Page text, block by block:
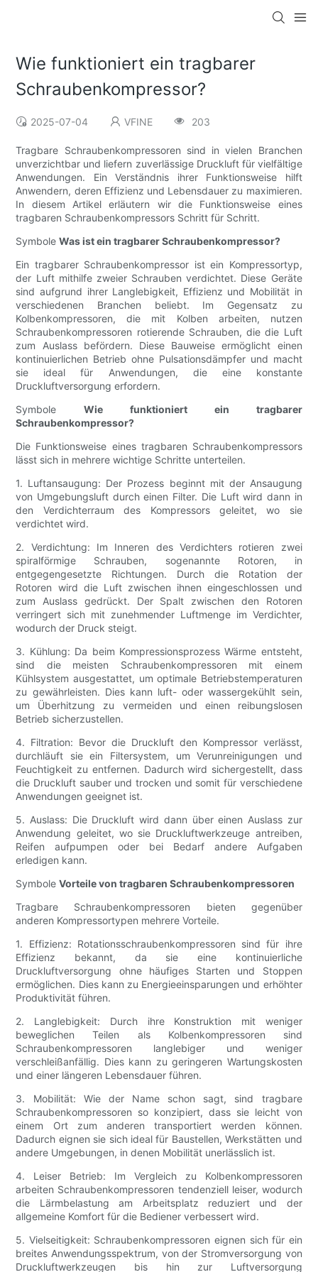
Wie funktioniert ein tragbarer
Schraubenkompressor?
2025-07-04 VFINE 203
Tragbare Schraubenkompressoren sind in vielen Branchen
unverzichtbar und liefern zuverlässige Druckluft für vielfältige
Anwendungen. Ein Verständnis ihrer Funktionsweise hilft
Anwendern, deren Effizienz und Lebensdauer zu maximieren.
In diesem Artikel erläutern wir die Funktionsweise eines
tragbaren Schraubenkompressors Schritt für Schritt.
SymboleWas ist ein tragbarer Schraubenkompressor?
Ein tragbarer Schraubenkompressor ist ein Kompressortyp,
der Luft mithilfe zweier Schrauben verdichtet. Diese Geräte
sind aufgrund ihrer Langlebigkeit, Effizienz und Mobilität in
verschiedenen Branchen beliebt. Im Gegensatz zu
Kolbenkompressoren, die mit Kolben arbeiten, nutzen
Schraubenkompressoren rotierende Schrauben, die die Luft
zum Auslass befördern. Diese Bauweise ermöglicht einen
kontinuierlichen Betrieb ohne Pulsationsdämpfer und macht
sie ideal für Anwendungen, die eine konstante
Druckluftversorgung erfordern.
SymboleWie funktioniert ein tragbarer
Schraubenkompressor?
Die Funktionsweise eines tragbaren Schraubenkompressors
lässt sich in mehrere wichtige Schritte unterteilen.
1. Luftansaugung: Der Prozess beginnt mit der Ansaugung
von Umgebungsluft durch einen Filter. Die Luft wird dann in
den Verdichterraum des Kompressors geleitet, wo sie
verdichtet wird.
2. Verdichtung: Im Inneren des Verdichters rotieren zwei
spiralförmige Schrauben, sogenannte Rotoren, in
entgegengesetzte Richtungen. Durch die Rotation der
Rotoren wird die Luft zwischen ihnen eingeschlossen und
zum Auslass gedrückt. Der Spalt zwischen den Rotoren
verringert sich mit zunehmender Luftmenge im Verdichter,
wodurch der Druck steigt.
3. Kühlung: Da beim Kompressionsprozess Wärme entsteht,
sind die meisten Schraubenkompressoren mit einem
Kühlsystem ausgestattet, um optimale Betriebstemperaturen
zu gewährleisten. Dies kann luft- oder wassergekühlt sein,
um Überhitzung zu vermeiden und einen reibungslosen
Betrieb sicherzustellen.
4. Filtration: Bevor die Druckluft den Kompressor verlässt,
durchläuft sie ein Filtersystem, um Verunreinigungen und
Feuchtigkeit zu entfernen. Dadurch wird sichergestellt, dass
die Druckluft sauber und trocken und somit für verschiedene
Anwendungen geeignet ist.
5. Auslass: Die Druckluft wird dann über einen Auslass zur
Anwendung geleitet, wo sie Druckluftwerkzeuge antreiben,
Reifen aufpumpen oder bei Bedarf andere Aufgaben
erledigen kann.
SymboleVorteile von tragbaren Schraubenkompressoren
Tragbare Schraubenkompressoren bieten gegenüber
anderen Kompressortypen mehrere Vorteile.
1. Effizienz: Rotationsschraubenkompressoren sind für ihre
Effizienz bekannt, da sie eine kontinuierliche
Druckluftversorgung ohne häufiges Starten und Stoppen
ermöglichen. Dies kann zu Energieeinsparungen und erhöhter
Produktivität führen.
2. Langlebigkeit: Durch ihre Konstruktion mit weniger
beweglichen Teilen als Kolbenkompressoren sind
Schraubenkompressoren langlebiger und weniger
verschleißanfällig. Dies kann zu geringeren Wartungskosten
und einer längeren Lebensdauer führen.
3. Mobilität: Wie der Name schon sagt, sind tragbare
Schraubenkompressoren so konzipiert, dass sie leicht von
einem Ort zum anderen transportiert werden können.
Dadurch eignen sie sich ideal für Baustellen, Werkstätten und
andere Umgebungen, in denen Mobilität unerlässlich ist.
4. Leiser Betrieb: Im Vergleich zu Kolbenkompressoren
arbeiten Schraubenkompressoren tendenziell leiser, wodurch
die Lärmbelastung am Arbeitsplatz reduziert und der
allgemeine Komfort für die Bediener verbessert wird.
5. Vielseitigkeit: Schraubenkompressoren eignen sich für ein
breites Anwendungsspektrum, von der Stromversorgung von
Druckluftwerkzeugen bis hin zur Luftversorgung